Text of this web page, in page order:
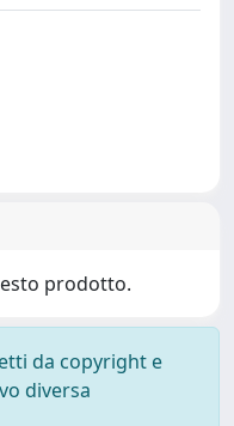
prodotto.
da copyright e
diversa